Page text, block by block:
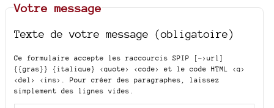
Votre message
Texte de votre message (obligatoire)
Ce formulaire accepte les raccourcis SPIP
[->url]
{{gras}} {italique} <quote> <code>
et le code HTML <q>
<del> <ins> . Pour créer des paragraphes, laissez
simplement des lignes vides.